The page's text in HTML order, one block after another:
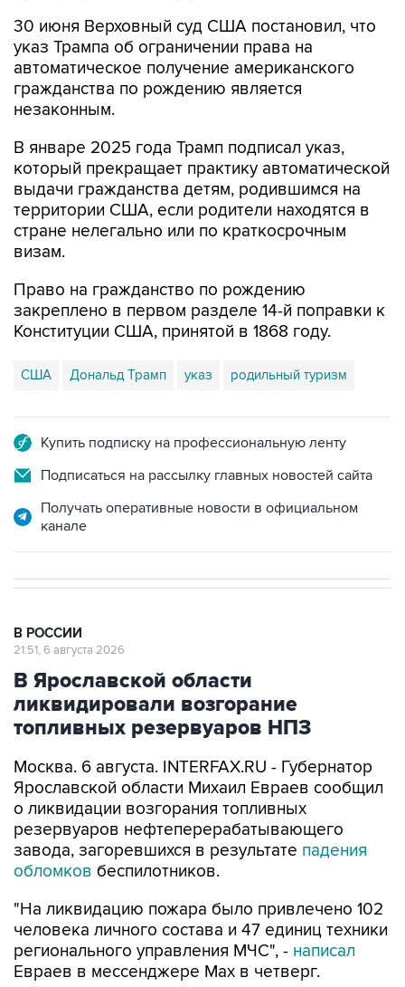
30 июня Верховный суд США постановил, что
указ Трампа об ограничении права на
автоматическое получение американского
гражданства по рождению является
незаконным.
В январе 2025 года Трамп подписал указ,
который прекращает практику автоматической
выдачи гражданства детям, родившимся на
территории США, если родители находятся в
стране нелегально или по краткосрочным
визам.
Право на гражданство по рождению
закреплено в первом разделе 14-й поправки к
Конституции США, принятой в 1868 году.
США Дональд Трамп указ родильный туризм
Купить подписку на профессиональную ленту
Подписаться на рассылку главных новостей сайта
Получать оперативные новости в официальном
канале
В РОССИИ
21:51, 6 августа 2026
В Ярославской области
ликвидировали возгорание
топливных резервуаров НПЗ
Москва. 6 августа. INTERFAX.RU - Губернатор
Ярославской области Михаил Евраев сообщил
о ликвидации возгорания топливных
резервуаров нефтеперерабатывающего
завода, загоревшихся в результате падения
обломков беспилотников.
"На ликвидацию пожара было привлечено 102
человека личного состава и 47 единиц техники
регионального управления МЧС", - написал
Евраев в мессенджере Мах в четверг.